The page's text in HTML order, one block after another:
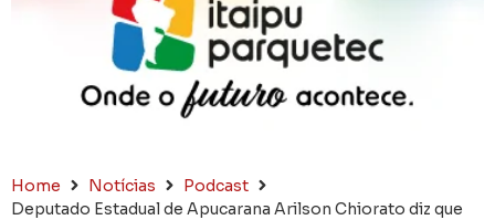
Home Notícias
Podcast
Deputado Estadual de Apucarana Arilson Chiorato diz que